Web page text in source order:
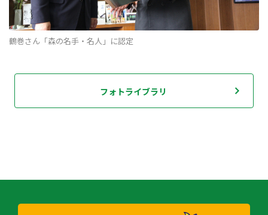
鶴巻さん「森の名手・名人」に認定
フォトライブラリ